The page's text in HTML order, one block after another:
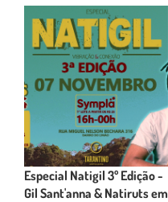
Especial Natigil 3º Edição -
Gil Sant'anna & Natiruts em